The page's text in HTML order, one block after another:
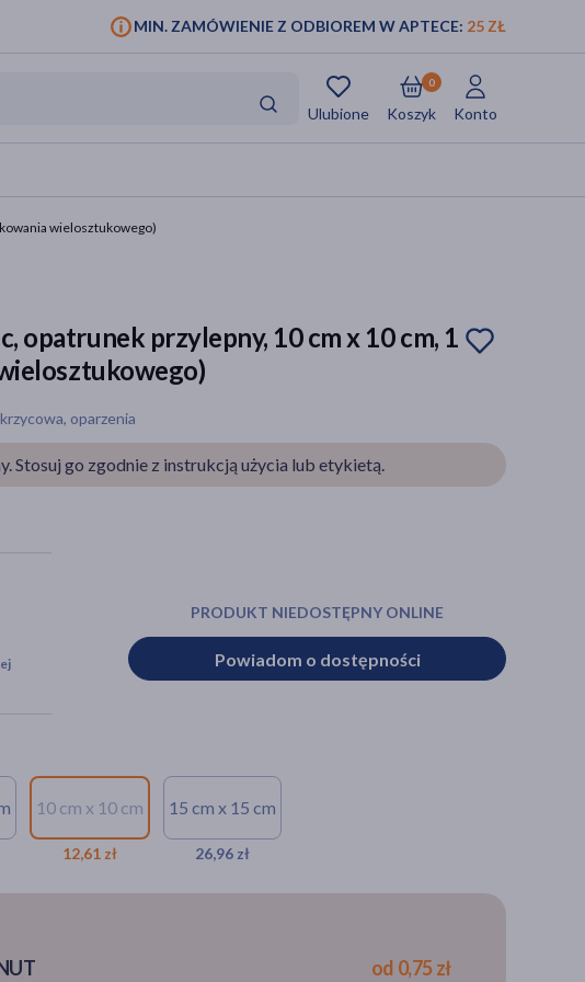
MIN. ZAMÓWIENIE Z ODBIOREM W APTECE: 25 ZŁ
Ulubione Koszyk
0
Konto
wielosztukowego)
opatrunek przylepny, 10 cm x 10 cm, 1
oparzenia
Stosuj go zgodnie z instrukcją użycia lub etykietą.
PRODUKT NIEDOSTĘPNY ONLINE
Powiadom o dostępności
10 cm x 10 cm
12,61 zł
15 cm x 15 cm
26,96 zł
od 0,75 zł